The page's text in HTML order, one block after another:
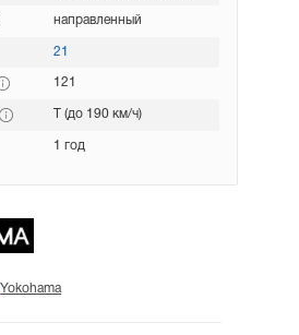
направленный
21
121
T (до 190 км/ч)
1 год
Yokohama